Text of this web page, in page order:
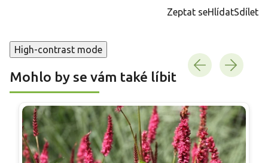
Zeptat seHlídatSdílet
High-contrast mode
Mohlo by se vám také líbit